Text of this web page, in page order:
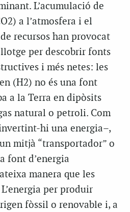
L’acumulació de
a l’atmosfera i el
recursos han provocat
per descobrir fonts
i més netes: les
(H2) no és una font
a la Terra en dipòsits
natural o petroli. Com
hi una energia–,
mitjà “transportador” o
font d’energia
manera que les
per produir
fòssil o renovable i, a